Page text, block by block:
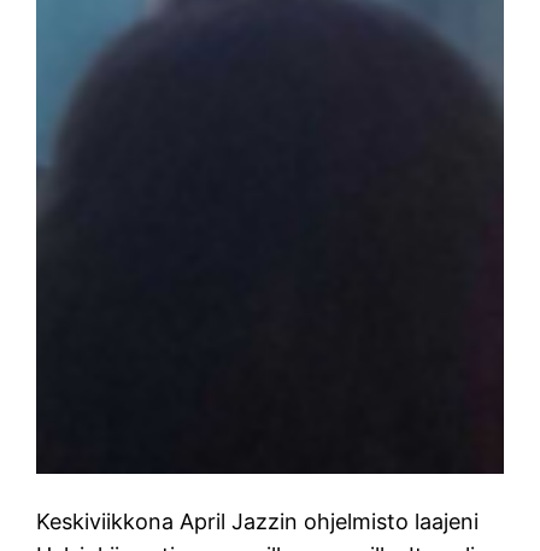
Keskiviikkona April Jazzin ohjelmisto laajeni